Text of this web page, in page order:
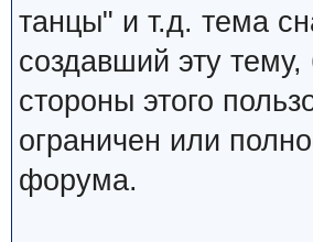
танцы" и т.д. тема
создавший эту
стороны этого
ограничен или
форума.